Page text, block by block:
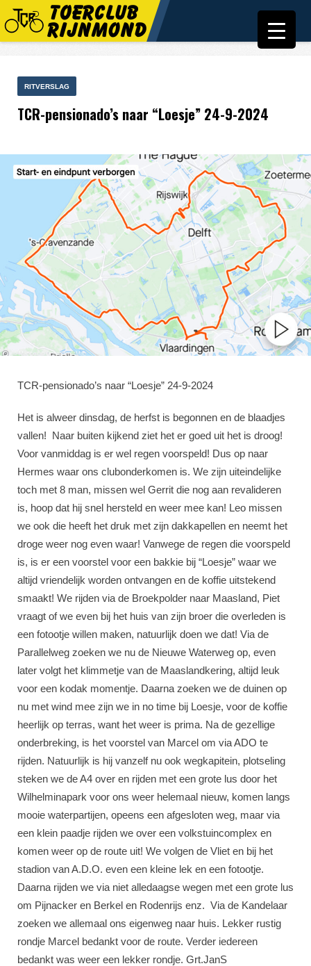
RITVERSLAG
TCR-pensionado’s naar “Loesje” 24-9-2024
TCR-pensionado’s naar “Loesje” 24-9-2024
Het is alweer dinsdag, de herfst is begonnen en de blaadjes
vallen! Naar buiten kijkend ziet het er goed uit het is droog!
Voor vanmiddag is er wel regen voorspeld! Dus op naar
Hermes waar ons clubonderkomen is. We zijn uiteindelijke
toch met 8 man, missen wel Gerrit die nog aan revalideren
is, hoop dat hij snel hersteld en weer mee kan! Leo missen
we ook die heeft het druk met zijn dakkapellen en neemt het
droge weer nog even waar! Vanwege de regen die voorspeld
is, is er een voorstel voor een bakkie bij “Loesje” waar we
altijd vriendelijk worden ontvangen en de koffie uitstekend
smaakt! We rijden via de Broekpolder naar Maasland, Piet
vraagt of we even bij het huis van zijn broer die overleden is
een fotootje willen maken, natuurlijk doen we dat! Via de
Parallelweg zoeken we nu de Nieuwe Waterweg op, even
later volgt het klimmetje van de Maaslandkering, altijd leuk
voor een kodak momentje. Daarna zoeken we de duinen op
nu met wind mee zijn we in no time bij Loesje, voor de koffie
heerlijk op terras, want het weer is prima. Na de gezellige
onderbreking, is het voorstel van Marcel om via ADO te
rijden. Natuurlijk is hij vanzelf nu ook wegkapitein, plotseling
steken we de A4 over en rijden met een grote lus door het
Wilhelminapark voor ons weer helemaal nieuw, komen langs
mooie waterpartijen, opeens een afgesloten weg, maar via
een klein paadje rijden we over een volkstuincomplex en
komen weer op de route uit! We volgen de Vliet en bij het
stadion van A.D.O. even een kleine lek en een fotootje.
Daarna rijden we via niet alledaagse wegen met een grote lus
om Pijnacker en Berkel en Rodenrijs enz. Via de Kandelaar
zoeken we allemaal ons eigenweg naar huis. Lekker rustig
rondje Marcel bedankt voor de route. Verder iedereen
bedankt was weer een lekker rondje. Grt.JanS